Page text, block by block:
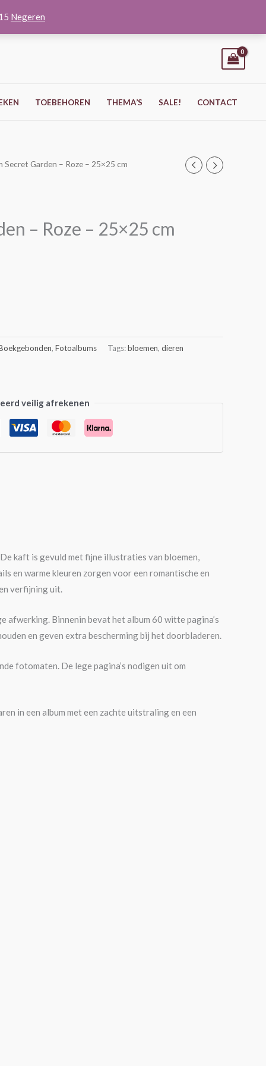
Negeren
TOEBEHOREN THEMA’S SALE! CONTACT
Garden – Roze – 25×25 cm
– Roze – 25×25 cm
, Fotoalbums Tags:bloemen, dieren
veilig afrekenen
kaft is gevuld met fijne illustraties van bloemen,
en warme kleuren zorgen voor een romantische en
verfijning uit.
afwerking. Binnenin bevat het album 60 witte pagina’s
en geven extra bescherming bij het doorbladeren.
fotomaten. De lege pagina’s nodigen uit om
in een album met een zachte uitstraling en een